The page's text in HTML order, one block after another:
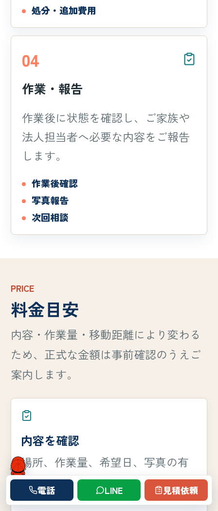
処分・追加費用
04
作業・報告
作業後に状態を確認し、ご家族や
法人担当者へ必要な内容をご報告
します。
作業後確認
写真報告
次回相談
PRICE
料金目安
内容・作業量・移動距離により変わる
ため、正式な金額は事前確認のうえご
案内します。
内容を確認
場所、作業量、希望日、写真の有
無を確認し、対応範囲を整理しま
す。
電話 LINE 見積依頼